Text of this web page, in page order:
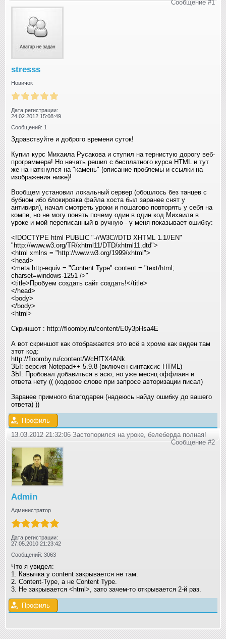
Сообщение #1
stresss
Новичок
Дата регистрации:
24.02.2012 15:08:49
Сообщений: 1
Здравствуйте и доброго времени суток!
Купил курс Михаила Русакова и ступил на тернистую дорогу веб-
программера! Но начать решил с бесплатного курса HTML и тут
же на наткнулся на "камень" (описание проблемы и ссылки на
изображения ниже)!
Вообщем установил локальный сервер (обошлось без танцев с
бубном ибо блокировка файла хоста был заранее снят у
антивиря), начал смотреть уроки и пошагово повторять у себя на
компе, но не могу понять почему один в один код Михаила в
уроке и мой переписанный в ручную - у меня показывает ошибку:
<!DOCTYPE html PUBLIC "-//W3C//DTD XHTML 1.1//EN"
"http://www.w3.org/TR/xhtml11/DTD/xhtml11.dtd">
<html xmlns = "http://www.w3.org/1999/xhtml">
<head>
<meta http-equiv = "Content Type" content = "text/html;
charset=windows-1251 />"
<title>Пробуем создать сайт создать!</title>
</head>
<body>
</body>
<html>
Скриншот : http://floomby.ru/content/E0y3pHsa4E
А вот скриншот как отображается это всё в хроме как виден там
этот код:
http://floomby.ru/content/WcHfTX4ANk
ЗЫ: версия Notepad++ 5.9.8 (включен синтаксис HTML)
ЗЫ: Пробовал добавиться в асю, но уже месяц оффлаин и
ответа нету (( (кодовое слове при запросе авторизации писал)
Заранее примного благодарен (надеюсь найду ошибку до вашего
ответа) ))
Профиль
13.03.2012 21:32:06 Застопорился на уроке, белеберда полная!
Сообщение #2
Admin
Администратор
Дата регистрации:
27.05.2010 21:23:42
Сообщений: 3063
Что я увидел:
1. Кавычка у content закрывается не там.
2. Content-Type, а не Content Type.
3. Не закрывается <html>, зато зачем-то открывается 2-й раз.
Профиль